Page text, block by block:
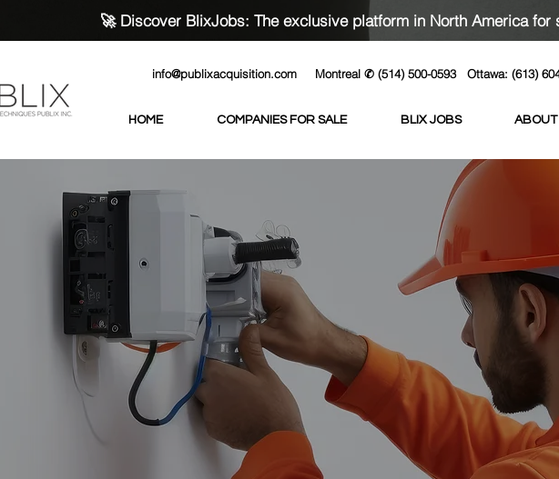
🚀 Discover BlixJobs: The exclusive platform in North America for
info@publixacquisition.com Montreal ✆ (514) 500-0593 Ottawa: (613)
HOME COMPANIES FOR SALE BLIX JOBS ABOUT